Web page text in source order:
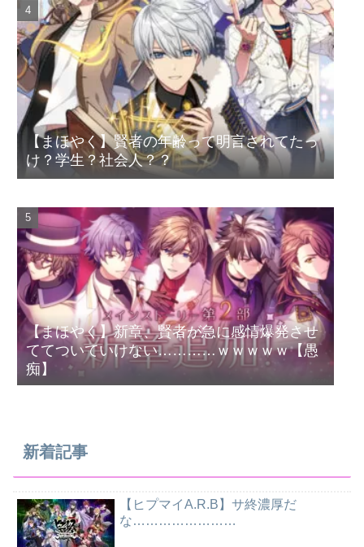
【まほやく】賢者の年齢って明言されてたっ
け？学生？社会人？？
【まほやく】新章、賢者が急に感情爆発させ
ててついていけない…………ｗｗｗｗｗ【愚
痴】
新着記事
【ヒプマイA.R.B】サ終濃厚だ
な……………………